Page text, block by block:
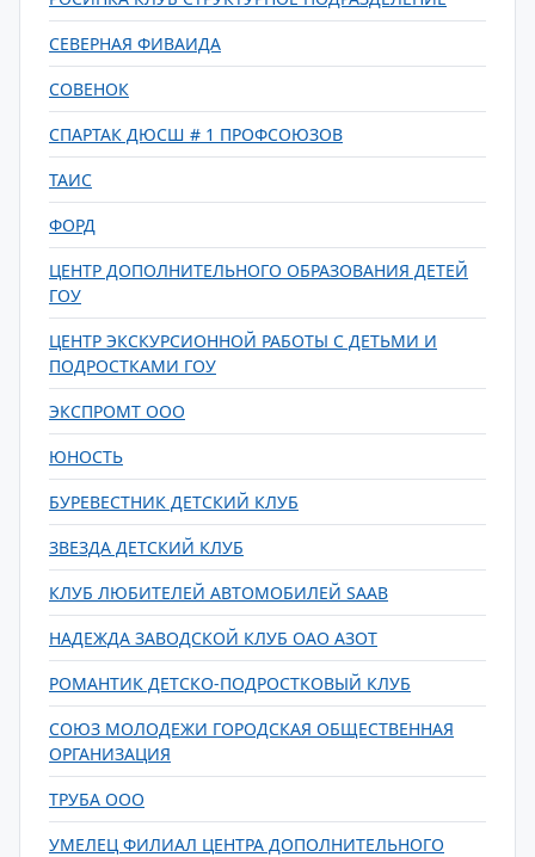
СЕВЕРНАЯ ФИВАИДА
СОВЕНОК
СПАРТАК ДЮСШ # 1 ПРОФСОЮЗОВ
ТАИС
ФОРД
ЦЕНТР ДОПОЛНИТЕЛЬНОГО ОБРАЗОВАНИЯ ДЕТЕЙ
ГОУ
ЦЕНТР ЭКСКУРСИОННОЙ РАБОТЫ С ДЕТЬМИ И
ПОДРОСТКАМИ ГОУ
ЭКСПРОМТ ООО
ЮНОСТЬ
БУРЕВЕСТНИК ДЕТСКИЙ КЛУБ
ЗВЕЗДА ДЕТСКИЙ КЛУБ
КЛУБ ЛЮБИТЕЛЕЙ АВТОМОБИЛЕЙ SAAB
НАДЕЖДА ЗАВОДСКОЙ КЛУБ ОАО АЗОТ
РОМАНТИК ДЕТСКО-ПОДРОСТКОВЫЙ КЛУБ
СОЮЗ МОЛОДЕЖИ ГОРОДСКАЯ ОБЩЕСТВЕННАЯ
ОРГАНИЗАЦИЯ
ТРУБА ООО
УМЕЛЕЦ ФИЛИАЛ ЦЕНТРА ДОПОЛНИТЕЛЬНОГО